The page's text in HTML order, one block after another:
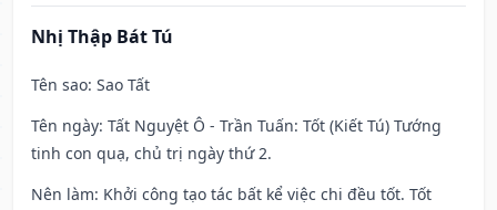
Nhị Thập Bát Tú
Tên sao: Sao Tất
Tên ngày: Tất Nguyệt Ô - Trần Tuấn: Tốt (Kiết Tú) Tướng
tinh con quạ, chủ trị ngày thứ 2.
Nên làm: Khởi công tạo tác bất kể việc chi đều tốt. Tốt